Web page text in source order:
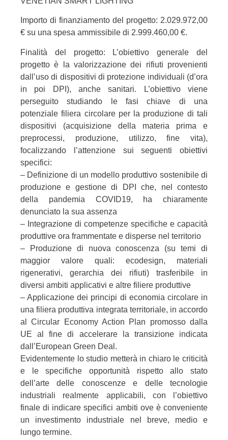
Importo di finanziamento del progetto: 2.029.972,00
€ su una spesa ammissibile di 2.999.460,00 €.
Finalità del progetto: L’obiettivo generale del
progetto è la valorizzazione dei rifiuti provenienti
dall’uso di dispositivi di protezione individuali (d’ora
in poi DPI), anche sanitari. L’obiettivo viene
perseguito studiando le fasi chiave di una
potenziale filiera circolare per la produzione di tali
dispositivi (acquisizione della materia prima e
preprocessi, produzione, utilizzo, fine vita),
focalizzando l’attenzione sui seguenti obiettivi
specifici:
– Definizione di un modello produttivo sostenibile di
produzione e gestione di DPI che, nel contesto
della pandemia COVID19, ha chiaramente
denunciato la sua assenza
– Integrazione di competenze specifiche e capacità
produttive ora frammentate e disperse nel territorio
– Produzione di nuova conoscenza (su temi di
maggior valore quali: ecodesign, materiali
rigenerativi, gerarchia dei rifiuti) trasferibile in
diversi ambiti applicativi e altre filiere produttive
– Applicazione dei principi di economia circolare in
una filiera produttiva integrata territoriale, in accordo
al Circular Economy Action Plan promosso dalla
UE al fine di accelerare la transizione indicata
dall’European Green Deal.
Evidentemente lo studio metterà in chiaro le criticità
e le specifiche opportunità rispetto allo stato
dell’arte delle conoscenze e delle tecnologie
industriali realmente applicabili, con l’obiettivo
finale di indicare specifici ambiti ove è conveniente
un investimento industriale nel breve, medio e
lungo termine.